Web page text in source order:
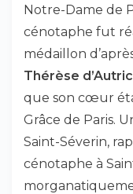
Notre-Dame de
cénotaphe fut
médaillon
Thérèse
que son cœur
Grâce de Paris.
Saint-Séverin,
cénotaphe à